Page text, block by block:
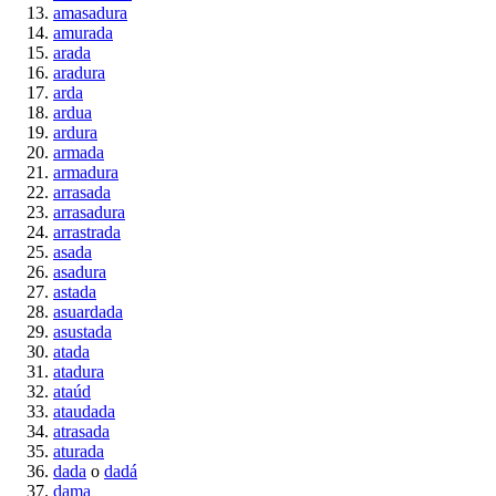
amasadura
amurada
arada
aradura
arda
ardua
ardura
armada
armadura
arrasada
arrasadura
arrastrada
asada
asadura
astada
asuardada
asustada
atada
atadura
ataúd
ataudada
atrasada
aturada
dada o dadá
dama